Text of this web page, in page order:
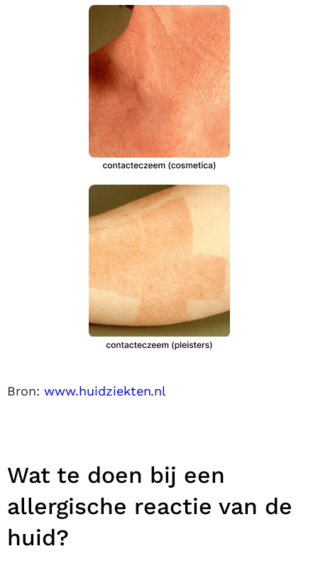
Bron: www.huidziekten.nl
Wat te doen bij een
allergische reactie van de
huid?